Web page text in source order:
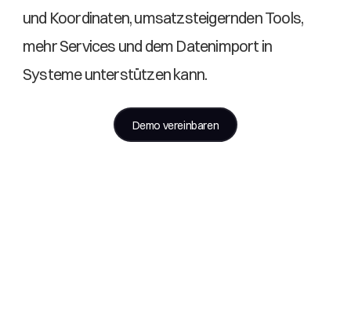
und Koordinaten, umsatzsteigernden Tools,
mehr Services und dem Datenimport in
Systeme unterstützen kann.
Demo vereinbaren